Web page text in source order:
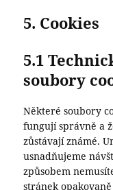
5. Cookies
5.1
soubory
Některé soubory
fungují správně a
zůstávají známé.
usnadňujeme
způsobem
stránek